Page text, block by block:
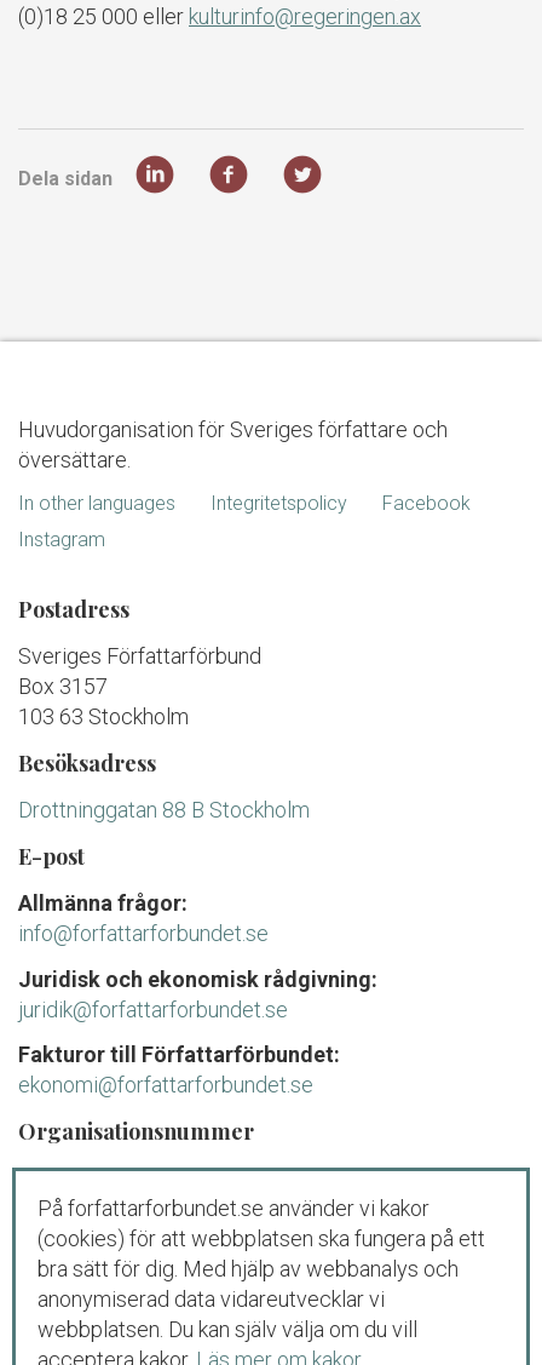
(0)18 25 000 eller kulturinfo@regeringen.ax
Dela sidan
Huvudorganisation för Sveriges författare och
översättare.
In other languages Integritetspolicy
Facebook
Instagram
Postadress
Sveriges Författarförbund
Box 3157
103 63 Stockholm
Besöksadress
Drottninggatan 88 B Stockholm
E-post
Allmänna frågor:
info@forfattarforbundet.se
Juridisk och ekonomisk rådgivning:
juridik@forfattarforbundet.se
Fakturor till Författarförbundet:
ekonomi@forfattarforbundet.se
Organisationsnummer
802004-7687
Telefon
Växeln:08-545 132 00
Tisdag-fredag: 09.00-11.00
Juridisk och ekonomisk rådgivning för
På forfattarforbundet.se använder vi kakor
(cookies) för att webbplatsen ska fungera på ett
bra sätt för dig. Med hjälp av webbanalys och
anonymiserad data vidareutvecklar vi
webbplatsen. Du kan själv välja om du vill
acceptera kakor. Läs mer om kakor.